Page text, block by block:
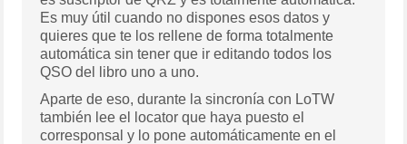
Es muy útil cuando no dispones esos datos y
quieres que te los rellene de forma totalmente
automática sin tener que ir editando todos los
QSO del libro uno a uno.
Aparte de eso, durante la sincronía con LoTW
también lee el locator que haya puesto el
corresponsal y lo pone automáticamente en el